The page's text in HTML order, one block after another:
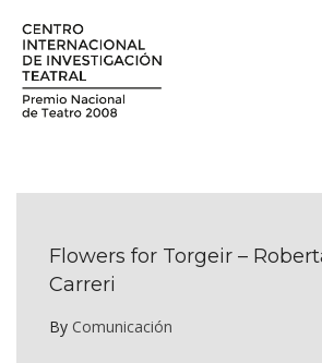
Flowers for Torgeir –
Carreri
By Comunicación